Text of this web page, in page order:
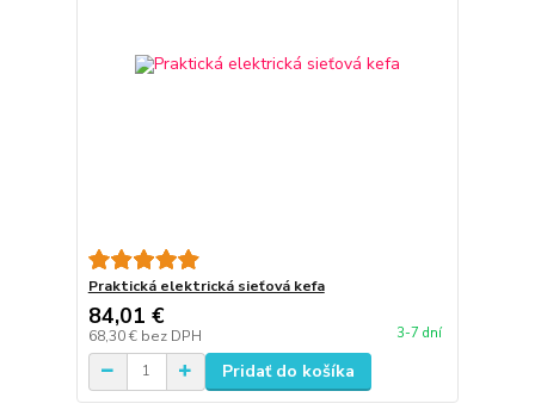
Praktická elektrická sieťová kefa
84,01 €
68,30 € bez DPH 3-7 dní
Pridať do košíka